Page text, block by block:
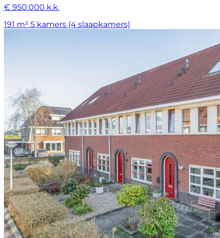
€ 950.000 k.k.
191 m² 5 kamers (4 slaapkamers)